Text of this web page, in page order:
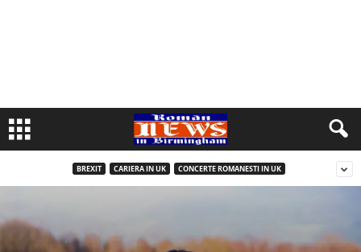
BREXIT CARIERA IN UK CONCERTE ROMANESTI IN UK